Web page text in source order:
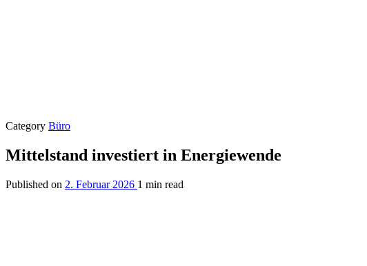
Category Büro
Mittelstand investiert in Energiewende
Published on 2. Februar 2026 1 min read